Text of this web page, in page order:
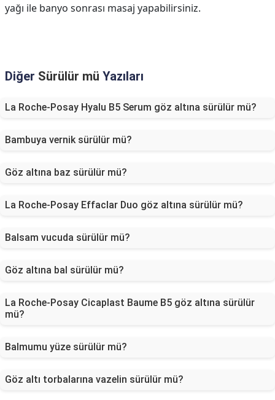
yağı ile banyo sonrası masaj yapabilirsiniz.
Diğer Sürülür mü Yazıları
La Roche-Posay Hyalu B5 Serum göz altına sürülür mü?
Bambuya vernik sürülür mü?
Göz altına baz sürülür mü?
La Roche-Posay Effaclar Duo göz altına sürülür mü?
Balsam vucuda sürülür mü?
Göz altına bal sürülür mü?
La Roche-Posay Cicaplast Baume B5 göz altına sürülür
mü?
Balmumu yüze sürülür mü?
Göz altı torbalarına vazelin sürülür mü?